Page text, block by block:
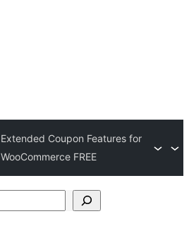
Extended Coupon Features for
WooCommerce FREE